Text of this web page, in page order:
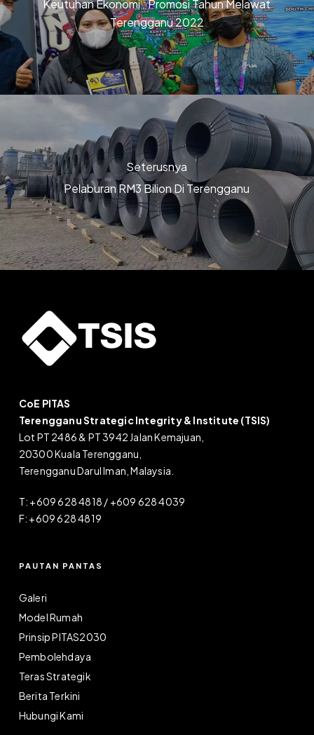
Keutuhan Ekonomi : Promosi Tahun Melawat
Terengganu 2022
Seterusnya
Pelaburan RM3 Bilion Di Terengganu
CoE PITAS
Terengganu Strategic Integrity & Institute (TSIS)
Lot PT 2486 & PT 3942 Jalan Kemajuan,
20300 Kuala Terengganu,
Terengganu Darul Iman, Malaysia.
T: +609 628 4818 / +609 628 4039
F: +609 628 4819
PAUTAN PANTAS
Galeri
Model Rumah
Prinsip PITAS2030
Pembolehdaya
Teras Strategik
Berita Terkini
Hubungi Kami